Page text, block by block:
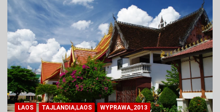
LAOS TAJLANDIA,LAOS WYPRAWA_2013